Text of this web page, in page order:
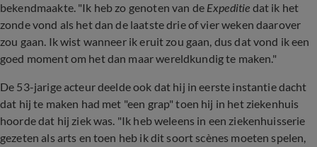
bekendmaakte. "Ik heb zo genoten van de Expeditie dat ik het
zonde vond als het dan de laatste drie of vier weken daarover
zou gaan. Ik wist wanneer ik eruit zou gaan, dus dat vond ik een
goed moment om het dan maar wereldkundig te maken."
De 53-jarige acteur deelde ook dat hij in eerste instantie dacht
dat hij te maken had met "een grap" toen hij in het ziekenhuis
hoorde dat hij ziek was. "Ik heb weleens in een ziekenhuisserie
gezeten als arts en toen heb ik dit soort scènes moeten spelen,